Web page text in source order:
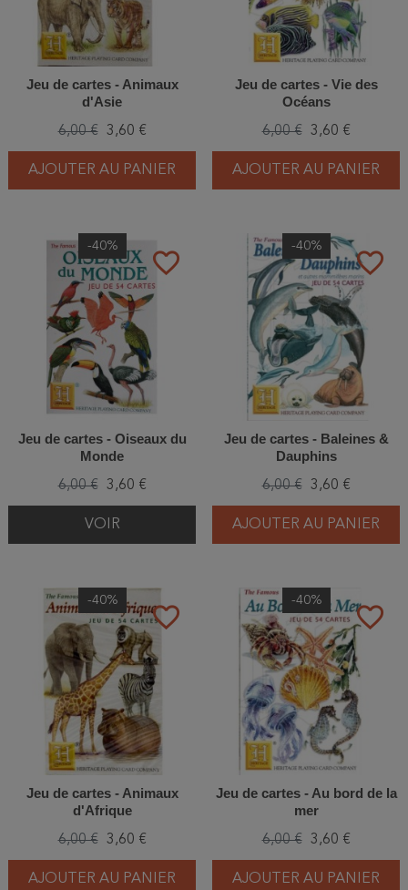
Jeu de cartes - Animaux
d'Asie
6,00 € 3,60 €
AJOUTER AU PANIER
Jeu de cartes - Vie des
Océans
6,00 € 3,60 €
AJOUTER AU PANIER
favorite_border
-40%
Jeu de cartes - Oiseaux du
Monde
6,00 € 3,60 €
VOIR
favorite_border
-40%
Jeu de cartes - Baleines &
Dauphins
6,00 € 3,60 €
AJOUTER AU PANIER
favorite_border
-40%
Jeu de cartes - Animaux
d'Afrique
6,00 € 3,60 €
AJOUTER AU PANIER
favorite_border
-40%
Jeu de cartes - Au bord de la
mer
6,00 € 3,60 €
AJOUTER AU PANIER